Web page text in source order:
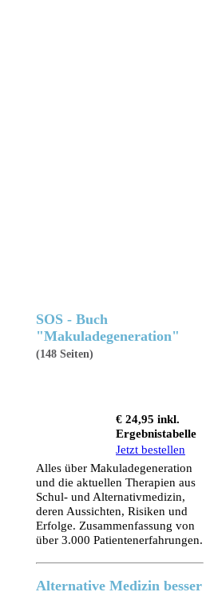
SOS - Buch
"Makuladegeneration"
(148 Seiten)
€ 24,95 inkl.
Ergebnistabelle
Jetzt bestellen
Alles über Makuladegeneration
und die aktuellen Therapien aus
Schul- und Alternativmedizin,
deren Aussichten, Risiken und
Erfolge. Zusammenfassung von
über 3.000 Patientenerfahrungen.
Alternative Medizin besser